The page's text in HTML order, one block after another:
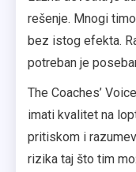
rešenje. Mnogi
bez istog efekta.
potreban je
The Coaches’
imati kvalitet na
pritiskom i
rizika taj što tim